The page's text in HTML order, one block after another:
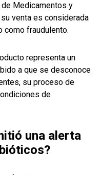
Medicamentos y
venta es considerada
como fraudulento.
representa un
a que se desconoce
su proceso de
de
una alerta